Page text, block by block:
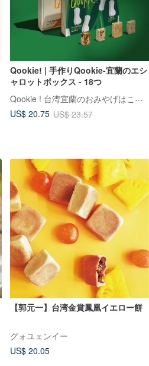
Qookie! | 手作りQookie-宜蘭のエシ
ャロットボックス - 18つ
Qookie ! 台湾宜蘭のおみやげはこれで決まり
US$ 20.75 US$ 23.57
【郭元一】台湾金賞鳳凰イエロー餅
グォユェンイー
US$ 20.05